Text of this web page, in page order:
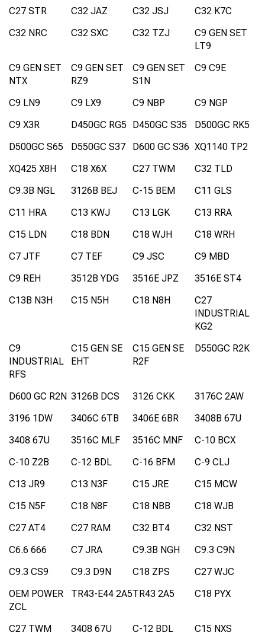
C27 STR C32 JAZ C32 JSJ
C32 K7C
C32 NRC
C32 SXC C32 TZJ
C9 GEN SET
LT9
C9 GEN SET
NTX
C9 GEN SET
RZ9
C9 GEN SET
S1N
C9 C9E
C9 LN9 C9 LX9 C9 NBP
C9 NGP
C9 X3R
D450GC RG5 D450GC S35
D500GC RK5
D500GC S65
D550GC S37 D600 GC S36 XQ1140 TP2
XQ425 X8H
C18 X6X C27 TWM
C32 TLD
C9.3B NGL
3126B BEJ C-15 BEM
C11 GLS
C11 HRA
C13 KWJ C13 LGK
C13 RRA
C15 LDN
C18 BDN C18 WJH
C18 WRH
C7 JTF
C7 TEF C9 JSC
C9 MBD
C9 REH
3512B YDG 3516E JPZ
3516E ST4
C13B N3H
C15 N5H C18 N8H
C27
INDUSTRIAL
KG2
C9
INDUSTRIAL
RFS
C15 GEN SE
EHT
C15 GEN SE
R2F
D550GC R2K
D600 GC R2N 3126B DCS 3126 CKK
3176C 2AW
3196 1DW
3406C 6TB 3406E 6BR
3408B 67U
3408 67U
3516C MLF 3516C MNF
C-10 BCX
C-10 Z2B
C-12 BDL C-16 BFM
C-9 CLJ
C13 JR9
C13 N3F C15 JRE
C15 MCW
C15 N5F
C18 N8F C18 NBB
C18 WJB
C27 AT4
C27 RAM C32 BT4
C32 NST
C6.6 666
C7 JRA C9.3B NGH
C9.3 C9N
C9.3 CS9
C9.3 D9N C18 ZPS
C27 WJC
OEM POWER
ZCL
TR43-E44 2A5TR43 2A5 C18 PYX
C27 TWM 3408 67U C-12 BDL
C15 NXS